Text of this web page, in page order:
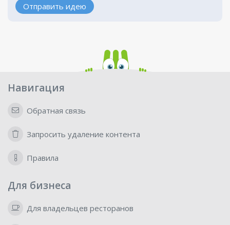
Отправить идею
Навигация
Обратная связь
Запросить удаление контента
Правила
Для бизнеса
Для владельцев ресторанов